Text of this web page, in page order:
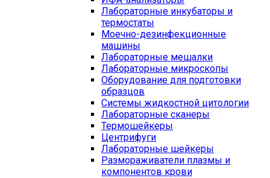
Лабораторные инкубаторы и
термостаты
Моечно-дезинфекционные
машины
Лабораторные мешалки
Лабораторные микроскопы
Оборудование для подготовки
образцов
Системы жидкостной цитологии
Лабораторные сканеры
Термошейкеры
Центрифуги
Лабораторные шейкеры
Размораживатели плазмы и
компонентов крови